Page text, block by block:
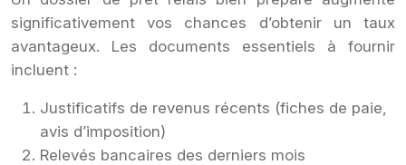
significativement vos chances d’obtenir un taux
avantageux. Les documents essentiels à fournir
incluent :
Justificatifs de revenus récents (fiches de paie,
avis d’imposition)
Relevés bancaires des derniers mois